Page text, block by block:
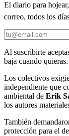
El diario para
correo, todos los
Al suscribirte
baja cuando quieras.
Los colectivos
independiente que
ambiental de Erik
los autores
También
protección para el